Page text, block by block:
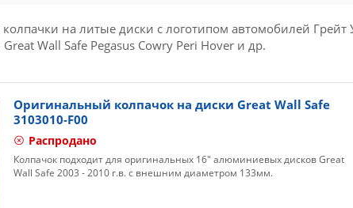
на литые диски с логотипом автомобилей Грейт
Wall Safe Pegasus Cowry Peri Hover и др.
Оригинальный колпачок на диски Great Wall Safe
3103010-F00
Распродано
Колпачок подходит для оригинальных 16" алюминиевых дисков Great
Wall Safe 2003 - 2010 г.в. с внешним диаметром 133мм.